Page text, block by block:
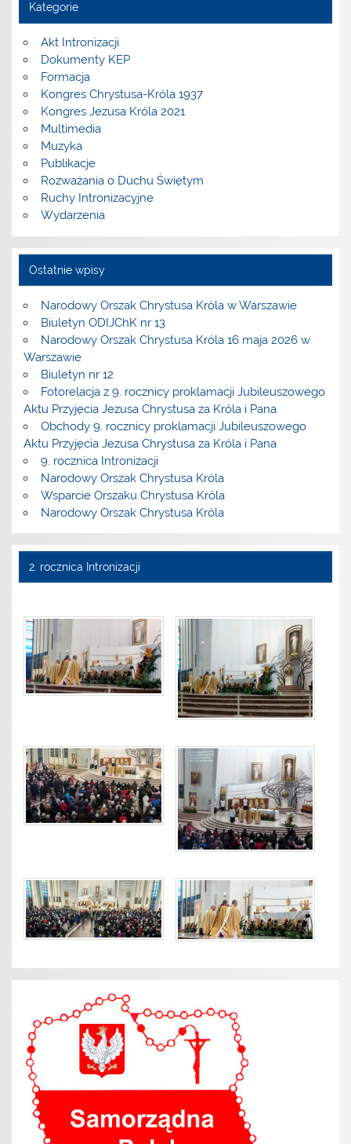
Kategorie
Akt Intronizacji
Dokumenty KEP
Formacja
Kongres Chrystusa-Króla 1937
Kongres Jezusa Króla 2021
Multimedia
Muzyka
Publikacje
Rozważania o Duchu Świętym
Ruchy Intronizacyjne
Wydarzenia
Ostatnie wpisy
Narodowy Orszak Chrystusa Króla w Warszawie
Biuletyn ODIJChK nr 13
Narodowy Orszak Chrystusa Króla 16 maja 2026 w
Warszawie
Biuletyn nr 12
Fotorelacja z 9. rocznicy proklamacji Jubileuszowego
Aktu Przyjęcia Jezusa Chrystusa za Króla i Pana
Obchody 9. rocznicy proklamacji Jubileuszowego
Aktu Przyjęcia Jezusa Chrystusa za Króla i Pana
9. rocznica Intronizacji
Narodowy Orszak Chrystusa Króla
Wsparcie Orszaku Chrystusa Króla
Narodowy Orszak Chrystusa Króla
2. rocznica Intronizacji